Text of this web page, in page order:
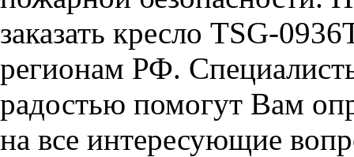
заказать кресло TSG-
регионам РФ.
радостью помогут Вам
на все интересующие